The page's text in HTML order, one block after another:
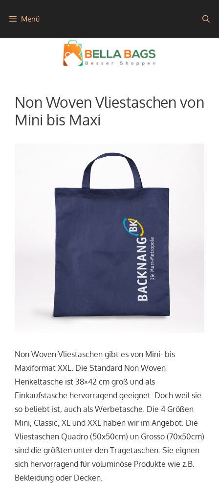
Inhalt Menü
Non Woven Vliestaschen von
Mini bis Maxi
Non Woven Vliestaschen gibt es von Mini- bis
Maxiformat XXL. Die Standard Non Woven
Henkeltasche ist 38×42 cm groß und als
Einkaufstasche hervorragend geeignet. Doch weil sie
so beliebt ist, auch als Werbetasche. Die 4 Größen
Mini, Classic, XL und XXL haben wir im Angebot. Die
Vliestaschen Quadro (50x50cm) un Grosso (70x50cm)
sind die größten unter den Tragetaschen. Sie eignen
sich hervorragend für voluminöse Produkte wie z.B.
Bekleidung oder Decken.